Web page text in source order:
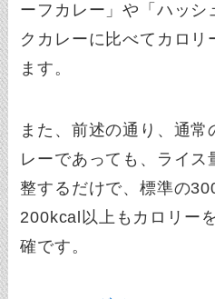
ーフカレー」や「ハッシ
クカレーに比べてカロリ
ます。
また、前述の通り、通常
レーであっても、ライス
整するだけで、標準の
200kcal以上もカロリー
確です。